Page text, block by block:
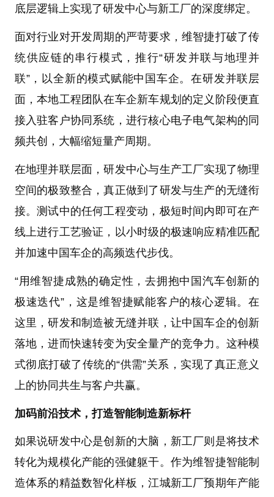
底层逻辑上实现了研发中心与新工厂的深度绑定。
面对行业对开发周期的严苛要求，维智捷打破了传
统供应链的串行模式，推行“研发并联与地理并
联”，以全新的模式赋能中国车企。在研发并联层
面，本地工程团队在车企新车规划的定义阶段便直
接入驻客户协同系统，进行核心电子电气架构的同
频共创，大幅缩短量产周期。
在地理并联层面，研发中心与生产工厂实现了物理
空间的极致整合，真正做到了研发与生产的无缝衔
接。测试中的任何工程变动，极短时间内即可在产
线上进行工艺验证，以小时级的极速响应精准匹配
并加速中国车企的高频迭代步伐。
“用维智捷成熟的确定性，去拥抱中国汽车创新的
极速迭代”，这是维智捷赋能客户的核心逻辑。在
这里，研发和制造被无缝并联，让中国车企的创新
落地，进而快速转变为安全量产的竞争力。这种模
式彻底打破了传统的“供需”关系，实现了真正意义
上的协同共生与客户共赢。
加码前沿技术，打造智能制造新标杆
如果说研发中心是创新的大脑，新工厂则是将技术
转化为规模化产能的强健躯干。作为维智捷智能制
造体系的精益数智化样板，江城新工厂预期年产能